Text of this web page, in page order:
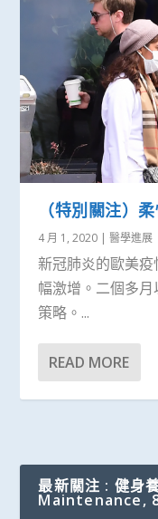
（特別關注）
4 月 1, 2020 |醫學進展
新冠肺炎的歐美
幅激增。二個多
策略。...
READ MORE
最新關注 : 健身
Maintenance,